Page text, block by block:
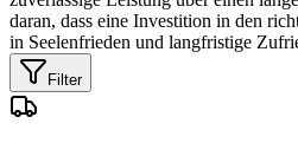
daran, dass eine Investition in den
in Seelenfrieden und langfristige
Filter